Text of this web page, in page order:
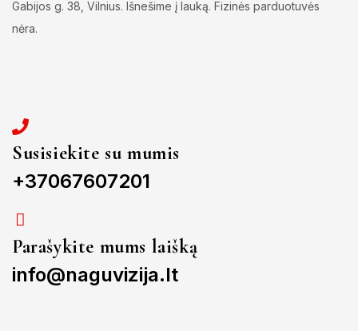
Gabijos g. 38, Vilnius. Išnešime į lauką. Fizinės parduotuvės
nėra.
Susisiekite su mumis
+37067607201
Parašykite mums laišką
info@naguvizija.lt